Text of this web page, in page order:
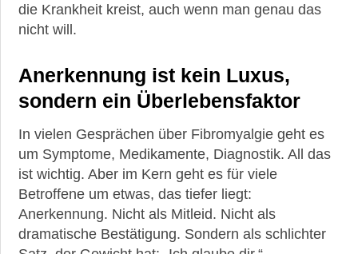
die Krankheit kreist, auch wenn man genau das
nicht will.
Anerkennung ist kein Luxus,
sondern ein Überlebensfaktor
In vielen Gesprächen über Fibromyalgie geht es
um Symptome, Medikamente, Diagnostik. All das
ist wichtig. Aber im Kern geht es für viele
Betroffene um etwas, das tiefer liegt:
Anerkennung. Nicht als Mitleid. Nicht als
dramatische Bestätigung. Sondern als schlichter